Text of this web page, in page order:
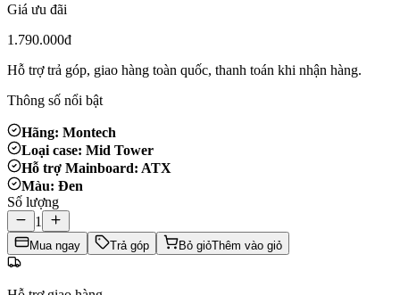
Giá ưu đãi
1.790.000đ
Hỗ trợ trả góp, giao hàng toàn quốc, thanh toán khi nhận hàng.
Thông số nổi bật
Hãng: Montech
Loại case: Mid Tower
Hỗ trợ Mainboard: ATX
Màu: Đen
Số lượng
1
Mua ngay Trả góp Bỏ giỏThêm vào giỏ